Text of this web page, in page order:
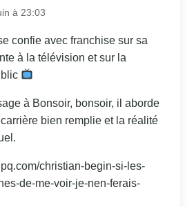
à 23:03
confie avec franchise sur sa
à la télévision et sur la
à Bonsoir, bonsoir, il aborde
bien remplie et la réalité
christian-begin-si-les-
de-me-voir-je-nen-ferais-